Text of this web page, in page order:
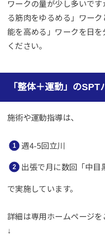
ワークの量が少し多いで
る筋肉をゆるめる」ワー
能を高める」ワークを日
ください。
「整体＋運動」の
施術や運動指導は、
週4-5回立川
出張で月に数回「中目
で実施しています。
詳細は専用ホームページを
↓